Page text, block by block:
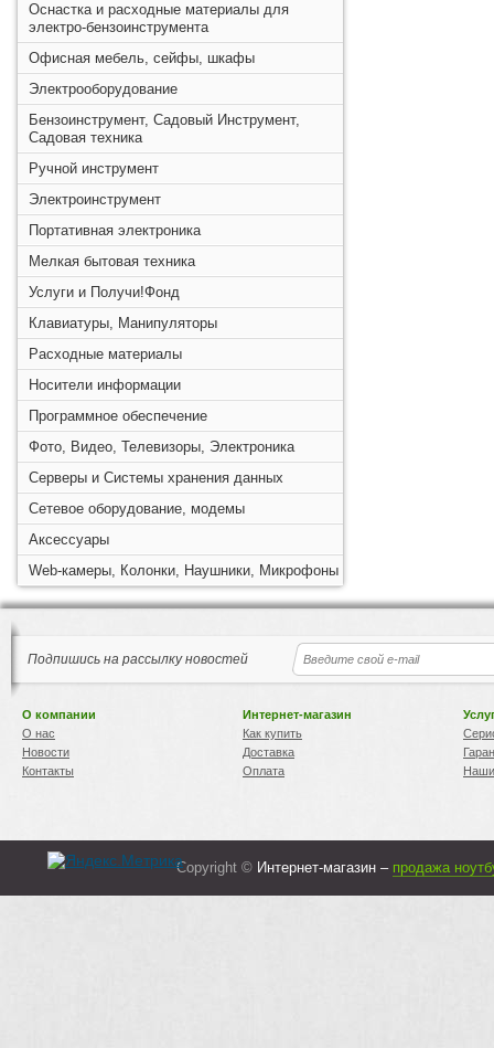
Оснастка и расходные материалы для
электро-бензоинструмента
Офисная мебель, сейфы, шкафы
Электрооборудование
Бензоинструмент, Садовый Инструмент,
Садовая техника
Ручной инструмент
Электроинструмент
Портативная электроника
Мелкая бытовая техника
Услуги и Получи!Фонд
Клавиатуры, Манипуляторы
Расходные материалы
Носители информации
Программное обеспечение
Фото, Видео, Телевизоры, Электроника
Серверы и Системы хранения данных
Сетевое оборудование, модемы
Аксессуары
Web-камеры, Колонки, Наушники, Микрофоны
Подпишись на рассылку новостей
О компании
О нас
Новости
Контакты
Интернет-магазин
Как купить
Доставка
Оплата
Copyright © Интернет-магазин – продажа